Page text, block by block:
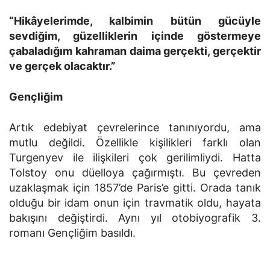
“Hikâyelerimde, kalbimin bütün gücüyle
sevdiğim, güzelliklerin içinde göstermeye
çabaladığım kahraman daima gerçekti, gerçektir
ve gerçek olacaktır.”
Gençliğim
Artık edebiyat çevrelerince tanınıyordu, ama
mutlu değildi. Özellikle kişilikleri farklı olan
Turgenyev ile ilişkileri çok gerilimliydi. Hatta
Tolstoy onu düelloya çağırmıştı. Bu çevreden
uzaklaşmak için 1857’de Paris’e gitti. Orada tanık
olduğu bir idam onun için travmatik oldu, hayata
bakışını değiştirdi. Aynı yıl otobiyografik 3.
romanı Gençliğim basıldı.